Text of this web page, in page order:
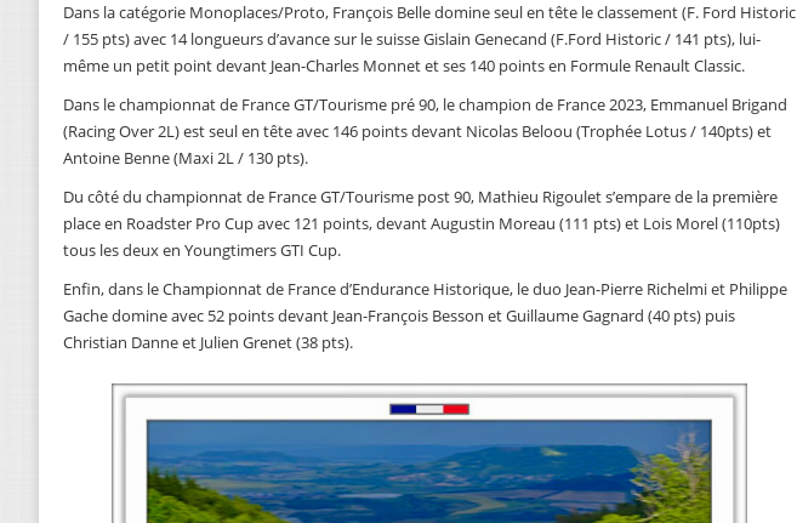
Dans la catégorie Monoplaces/Proto, François Belle domine seul en tête le classement (F. Ford Historic
/ 155 pts) avec 14 longueurs d’avance sur le suisse Gislain Genecand (F.Ford Historic / 141 pts), lui-
même un petit point devant Jean-Charles Monnet et ses 140 points en Formule Renault Classic.
Dans le championnat de France GT/Tourisme pré 90, le champion de France 2023, Emmanuel Brigand
(Racing Over 2L) est seul en tête avec 146 points devant Nicolas Beloou (Trophée Lotus / 140pts) et
Antoine Benne (Maxi 2L / 130 pts).
Du côté du championnat de France GT/Tourisme post 90, Mathieu Rigoulet s’empare de la première
place en Roadster Pro Cup avec 121 points, devant Augustin Moreau (111 pts) et Lois Morel (110pts)
tous les deux en Youngtimers GTI Cup.
Enfin, dans le Championnat de France d’Endurance Historique, le duo Jean-Pierre Richelmi et Philippe
Gache domine avec 52 points devant Jean-François Besson et Guillaume Gagnard (40 pts) puis
Christian Danne et Julien Grenet (38 pts).